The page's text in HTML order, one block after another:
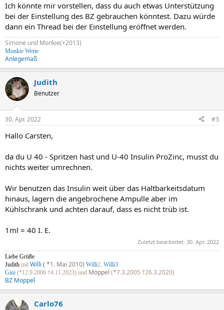
Ich könnte mir vorstellen, dass du auch etwas Unterstützung
bei der Einstellung des BZ gebrauchen könntest. Dazu würde
dann ein Thread bei der Einstellung eröffnet werden.
Simone und Monkie(+2013)
Monkie Werte
Anlegemaß
Judith
Benutzer
30. Apr. 2022 #3
Hallo Carsten,
da du U 40 - Spritzen hast und U-40 Insulin ProZinc, musst du
nichts weiter umrechnen.
Wir benutzen das Insulin weit über das Haltbarkeitsdatum
hinaus, lagern die angebrochene Ampulle aber im
Kühlschrank und achten darauf, dass es nicht trüb ist.
1ml = 40 I. E.
Zuletzt bearbeitet: 30. Apr. 2022
Liebe Grüße
Judith mit Willi ( *1. Mai 2010) Willi2, Willi3
Gini (*12.9.2006 †4.11.2023) und Moppel (*7.3.2005 †26.3.2020)
BZ Moppel
Carlo76